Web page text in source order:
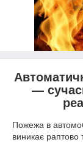
—
Пожежа в
виникає раптово